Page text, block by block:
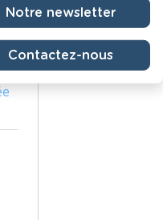
Notre newsletter
Contactez-nous